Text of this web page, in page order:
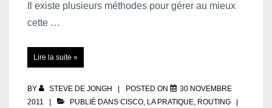
Il existe plusieurs méthodes pour gérer au mieux
cette …
list
« réflexive »
Lire la suite »
BY STEVE DE JONGH POSTED ON
30 NOVEMBRE
2011
PUBLIÉ DANS CISCO, LA PRATIQUE, ROUTING